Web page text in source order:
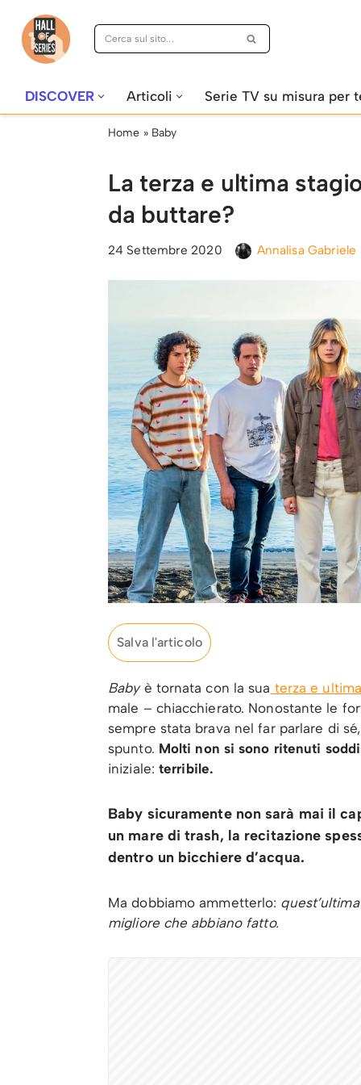
Vai
DISCOVER Articoli Serie TV su misura per
Home » Baby
La terza e ultima
da buttare?
24 Settembre 2020 Annalisa Gabriele
Salva l'articolo
Baby è tornata con la sua terza e
male – chiacchierato. Nonostante le
sempre stata brava nel far parlare di
spunto. Molti non si sono ritenuti
iniziale: terribile.
Baby sicuramente non sarà mai il
un mare di trash, la recitazione
dentro un bicchiere d’acqua.
Ma dobbiamo ammetterlo:
migliore che abbiano fatto.